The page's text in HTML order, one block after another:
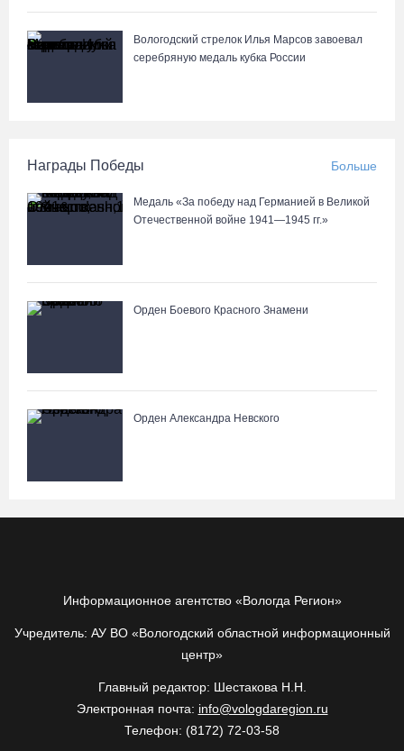
Вологодский стрелок Илья Марсов завоевал
серебряную медаль кубка России
Награды Победы Больше
Медаль «За победу над Германией в Великой
Отечественной войне 1941—1945 гг.»
Орден Боевого Красного Знамени
Орден Александра Невского
Информационное агентство «Вологда Регион»
Учредитель: АУ ВО «Вологодский областной информационный
центр»
Главный редактор: Шестакова Н.Н.
Электронная почта: info@vologdaregion.ru
Телефон: (8172) 72-03-58